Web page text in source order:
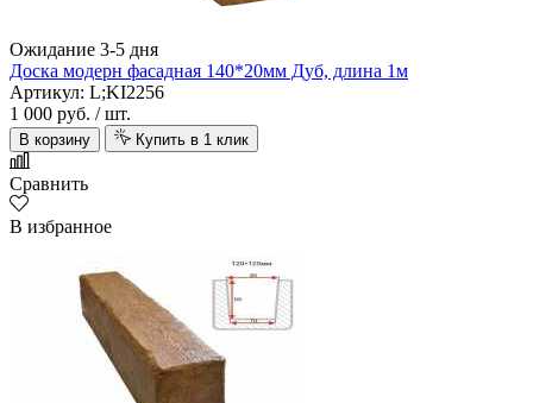
Ожидание 3-5 дня
Доска модерн фасадная 140*20мм Дуб, длина 1м
Артикул: L;KI2256
1 000 руб. / шт.
В корзину Купить в 1 клик
Сравнить
В избранное